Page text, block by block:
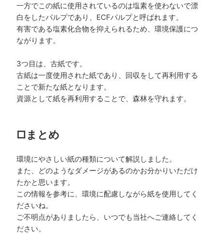
一方でこの紙に使用されているのは塩素を使わないで漂
白をしたパルプであり、ECFパルプと呼ばれます。
有害である塩素化合物を抑えられるため、環境保護につ
ながります。
3つ目は、古紙です。
古紙は一度使用された紙であり、回収をして再利用する
ことで新たな紙となります。
資源として紙を再利用することで、森林を守れます。
□まとめ
環境にやさしい紙の種類について解説しました。
また、どのようなダメージがあるのかお分かりいただけ
たかと思います。
この情報を参考に、環境に配慮しながら紙を使用してく
ださいね。
ご不明点がありましたら、いつでも当社へご連絡してく
ださい。